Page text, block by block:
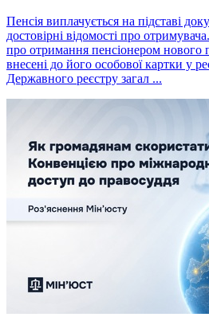
Пенсія виплачується на підставі
достовірні відомості про
про отримання пенсіонером нового
внесені до його особової картки у
Державного реєстру загал ...